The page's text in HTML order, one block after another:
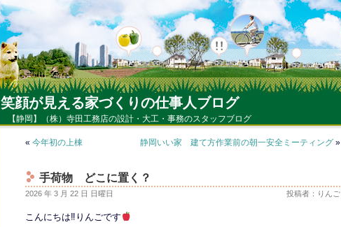
笑顔が見える家づくりの仕事人ブログ
【静岡】（株）寺田工務店の設計・大工・事務のスタッフブログ
« 今年初の上棟 静岡いい家 建て方作業前の朝一安全ミーティング »
手荷物 どこに置く？
2026 年 3 月 22 日 日曜日 投稿者：りんご
こんにちは‼りんごです